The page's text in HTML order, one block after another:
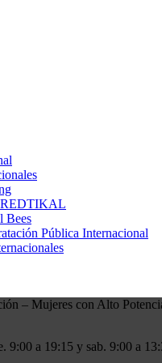
REDTIKAL
Bees
Pública Internacional
– Mujeres con Alto
9:00 a 19:15 y sab. 9:00 a